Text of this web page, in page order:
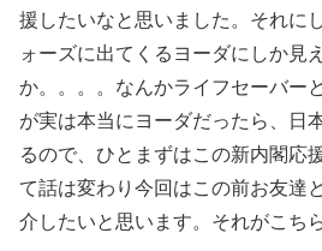
援したいなと思いました。それに
ォーズに出てくるヨーダにしか見
か。。。。なんかライフセーバー
が実は本当にヨーダだったら、日
るので、ひとまずはこの新内閣応
て話は変わり今回はこの前お友達
介したいと思います。それがこち